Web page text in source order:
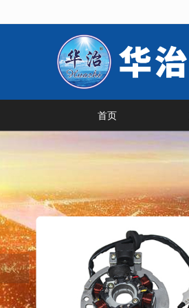
首页